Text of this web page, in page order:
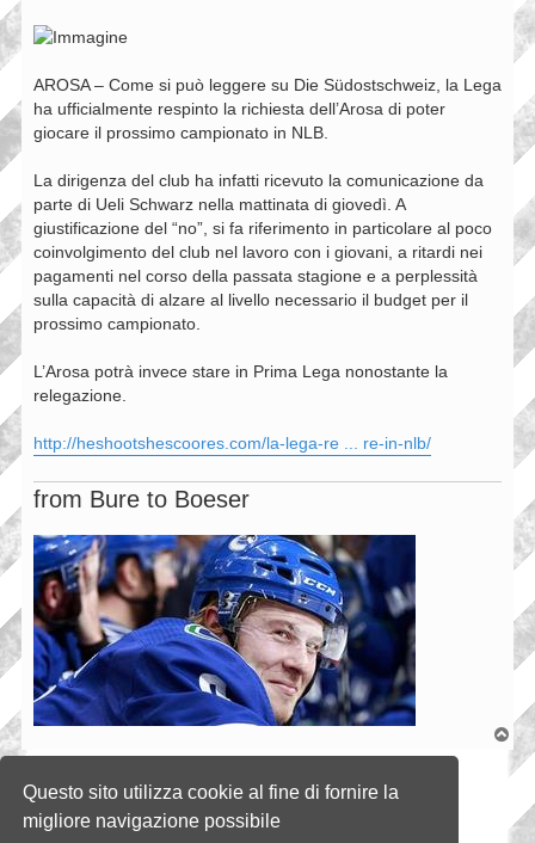
Questo sito utilizza cookie al fine di fornire la
migliore navigazione possibile
AROSA – Come si può leggere su Die Südostschweiz, la Lega
ha ufficialmente respinto la richiesta dell’Arosa di poter
giocare il prossimo campionato in NLB.
La dirigenza del club ha infatti ricevuto la comunicazione da
parte di Ueli Schwarz nella mattinata di giovedì. A
giustificazione del “no”, si fa riferimento in particolare al poco
coinvolgimento del club nel lavoro con i giovani, a ritardi nei
pagamenti nel corso della passata stagione e a perplessità
sulla capacità di alzare al livello necessario il budget per il
prossimo campionato.
L’Arosa potrà invece stare in Prima Lega nonostante la
relegazione.
http://heshootshescoores.com/la-lega-re ... re-in-nlb/
from Bure to Boeser
o
p
Rispondi